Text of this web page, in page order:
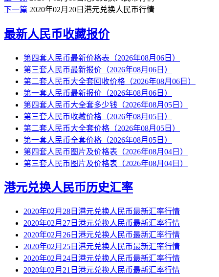
下一篇 2020年02月20日港元兑换人民币行情
最新人民币收藏报价
第四套人民币最新价格表（2026年08月06日）
第三套人民币最新报价（2026年08月06日）
第二套人民币大全套回收价格（2026年08月06日）
第一套人民币最新报价（2026年08月06日）
第四套人民币大全套多少钱（2026年08月05日）
第三套人民币收藏价格（2026年08月05日）
第二套人民币大全套价格（2026年08月05日）
第一套人民币全套价格（2026年08月05日）
第四套人民币图片及价格表（2026年08月04日）
第三套人民币图片及价格表（2026年08月04日）
港元兑换人民币历史汇率
2020年02月28日港元兑换人民币最新汇率行情
2020年02月27日港元兑换人民币最新汇率行情
2020年02月26日港元兑换人民币最新汇率行情
2020年02月25日港元兑换人民币最新汇率行情
2020年02月24日港元兑换人民币最新汇率行情
2020年02月21日港元兑换人民币最新汇率行情